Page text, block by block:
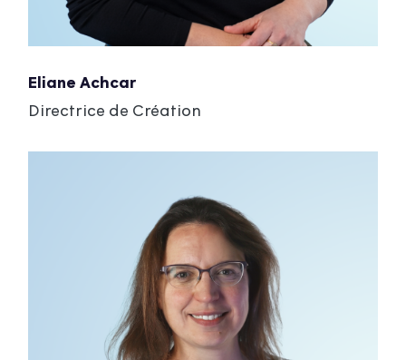
Eliane Achcar
Directrice de Création